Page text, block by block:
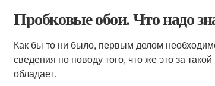
Пробковые обои. Что надо
Как бы то ни было, первым делом
сведения по поводу того, что же это за
обладает.